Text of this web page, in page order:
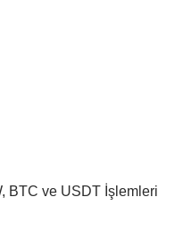
BTC ve USDT İşlemleri